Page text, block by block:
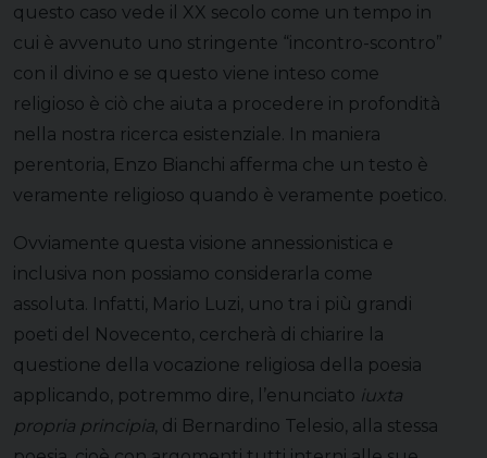
questo caso vede il XX secolo come un tempo in
cui è avvenuto uno stringente “incontro-scontro”
con il divino e se questo viene inteso come
religioso è ciò che aiuta a procedere in profondità
nella nostra ricerca esistenziale. In maniera
perentoria, Enzo Bianchi afferma che un testo è
veramente religioso quando è veramente poetico.
Ovviamente questa visione annessionistica e
inclusiva non possiamo considerarla come
assoluta. Infatti, Mario Luzi, uno tra i più grandi
poeti del Novecento, cercherà di chiarire la
questione della vocazione religiosa della poesia
applicando, potremmo dire, l’enunciato iuxta
propria principia , di Bernardino Telesio, alla stessa